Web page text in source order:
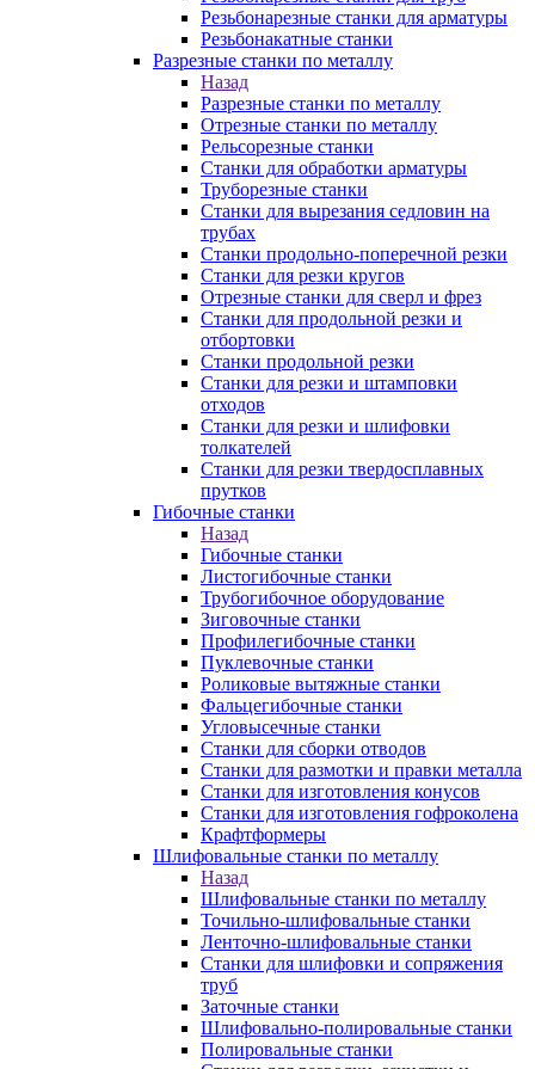
Резьбонарезные станки для арматуры
Резьбонакатные станки
Разрезные станки по металлу
Назад
Разрезные станки по металлу
Отрезные станки по металлу
Рельсорезные станки
Станки для обработки арматуры
Труборезные станки
Станки для вырезания седловин на
трубаx
Станки продольно-поперечной резки
Станки для резки кругов
Отрезные станки для сверл и фрез
Станки для продольной резки и
отбортовки
Станки продольной резки
Станки для резки и штамповки
отходов
Станки для резки и шлифовки
толкателей
Станки для резки твердосплавных
прутков
Гибочные станки
Назад
Гибочные станки
Листогибочные станки
Трубогибочное оборудование
Зиговочные станки
Профилегибочные станки
Пуклевочные станки
Роликовые вытяжные станки
Фальцегибочные станки
Угловысечные станки
Станки для сборки отводов
Станки для размотки и правки металла
Станки для изготовления конусов
Станки для изготовления гофроколена
Крафтформеры
Шлифовальные станки по металлу
Назад
Шлифовальные станки по металлу
Точильно-шлифовальные станки
Ленточно-шлифовальные станки
Станки для шлифовки и сопряжения
труб
Заточные станки
Шлифовально-полировальные станки
Полировальные станки